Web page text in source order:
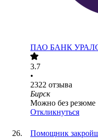
ПАО БАНК
3.7
•
2322 отзыва
Бирск
Можно без резюме
Откликнуться
Помощник